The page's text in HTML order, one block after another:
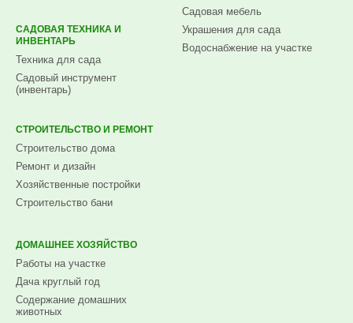
САДОВАЯ ТЕХНИКА И
ИНВЕНТАРЬ
Техника для сада
Садовый инструмент
(инвентарь)
Садовая мебель
Украшения для сада
Водоснабжение на участке
СТРОИТЕЛЬСТВО И РЕМОНТ
Строительство дома
Ремонт и дизайн
Хозяйственные постройки
Строительство бани
ДОМАШНЕЕ ХОЗЯЙСТВО
Работы на участке
Дача круглый год
Содержание домашних
животных